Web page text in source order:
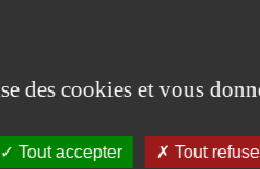
des cookies et vous
Tout accepter Tout